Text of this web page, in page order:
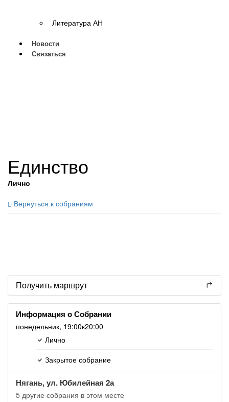
Литература АН
Новости
Связаться
Единство
Лично
Вернуться к собраниям
Получить маршрут
Информация о Собрании
понедельник, 19:00к20:00
Лично
Закрытое собрание
Нягань, ул. Юбилейная 2а
5 другие собрания в этом месте